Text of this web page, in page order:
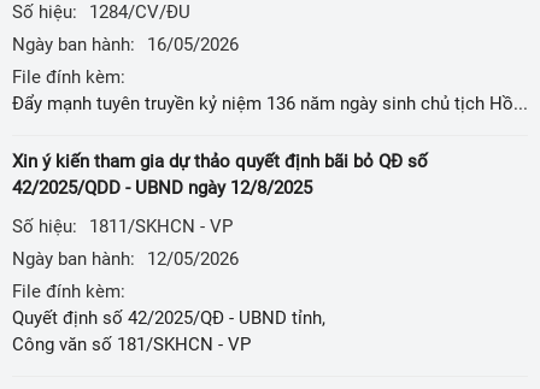
Số hiệu:
1284/CV/ĐU
Ngày ban hành:
16/05/2026
File đính kèm:
Đẩy mạnh tuyên truyền kỷ niệm 136 năm ngày sinh chủ tịch Hồ Chí Minh
Xin ý kiến tham gia dự thảo quyết định bãi bỏ QĐ số
42/2025/QDD - UBND ngày 12/8/2025
Số hiệu:
1811/SKHCN - VP
Ngày ban hành:
12/05/2026
File đính kèm:
Quyết định số 42/2025/QĐ - UBND tỉnh,
Công văn số 181/SKHCN - VP